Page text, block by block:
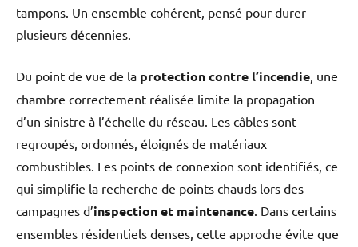
tampons. Un ensemble cohérent, pensé pour durer
plusieurs décennies.
Du point de vue de la protection contre l’incendie, une
chambre correctement réalisée limite la propagation
d’un sinistre à l’échelle du réseau. Les câbles sont
regroupés, ordonnés, éloignés de matériaux
combustibles. Les points de connexion sont identifiés, ce
qui simplifie la recherche de points chauds lors des
campagnes d’inspection et maintenance. Dans certains
ensembles résidentiels denses, cette approche évite que